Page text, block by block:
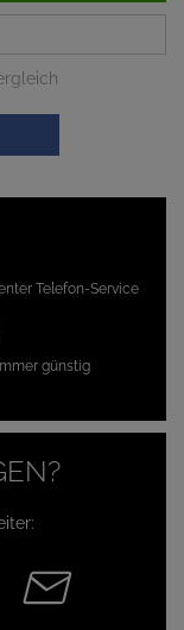
Telefon-Service
Immer günstig